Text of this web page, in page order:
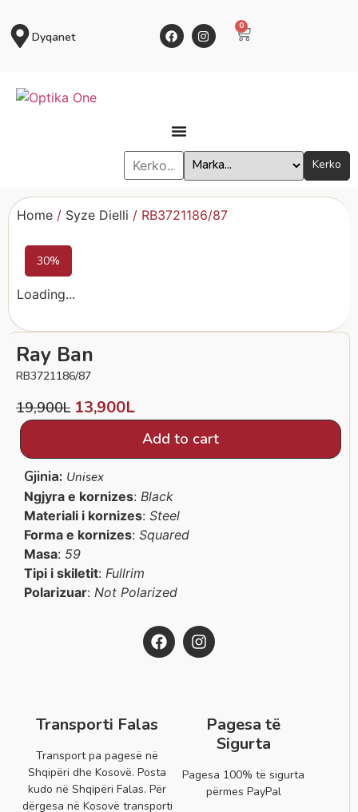
Dyqanet
0
Kerko
Home / Syze Dielli / RB3721186/87
30%
Loading...
Ray Ban
RB3721186/87
19,900L 13,900L
Add to cart
Gjinia: Unisex
Ngjyra e kornizes: Black
Materiali i kornizes: Steel
Forma e kornizes: Squared
Masa: 59
Tipi i skiletit: Fullrim
Polarizuar: Not Polarized
Transporti Falas
Transport pa pagesë në
Shqipëri dhe Kosovë. Posta
kudo në Shqipëri Falas. Për
dërgesa në Kosovë transporti
Pagesa të
Sigurta
Pagesa 100% të sigurta
përmes PayPal